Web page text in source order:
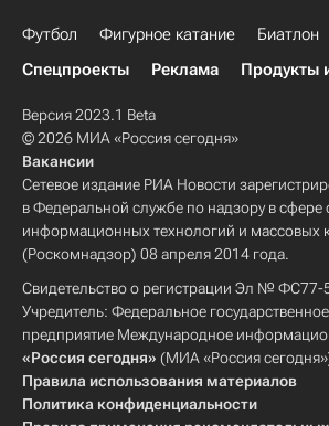
Футбол Фигурное катание Биатлон
Спецпроекты
Реклама Продукты
Версия 2023.1 Beta
© 2026 МИА «Россия сегодня»
Вакансии
Сетевое издание РИА Новости
в Федеральной службе по надзору в сфере
информационных технологий и массовых
(Роскомнадзор) 08 апреля 2014 года.
Свидетельство о регистрации Эл № ФС77-
Учредитель: Федеральное
предприятие Международное
«Россия сегодня» (МИА «Россия
Правила использования материалов
Политика конфиденциальности